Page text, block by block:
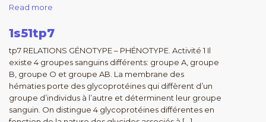
Read more
1s51tp7
tp7 RELATIONS GÉNOTYPE – PHÉNOTYPE. Activité 1 Il
existe 4 groupes sanguins différents: groupe A, groupe
B, groupe O et groupe AB. La membrane des
hématies porte des glycoprotéines qui diffèrent d’un
groupe d’individus à l’autre et déterminent leur groupe
sanguin. On distingue 4 glycoprotéines différentes en